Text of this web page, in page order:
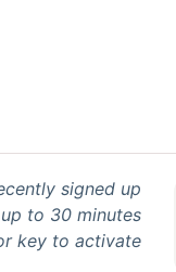
signed up
to 30 minutes
key to activate.